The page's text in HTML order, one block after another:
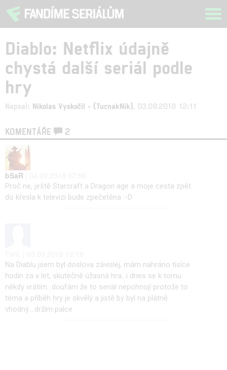
Diablo: Netflix údajně
chystá další seriál podle
hry
Napsal: Nikolas Vyskočil - (TucnakNik) , 03.09.2018 12:11
KOMENTÁŘE 2
bSaR
Proč ne, ještě Starcraft a Dragon age a moje cesta zpět
do křesla k televizi bude zpečetěna :-D
Na Diablu jsem byl doslova závislej, mám nahráno tisíce
hodin za x let, skutečně úžasná hra...i dnes se k tomu
někdy vrátím...doufám že to seriál nepohnojí protože to
téma a příběh hry je skvělý a jistě by byl na plátně
vhodný....držím palce